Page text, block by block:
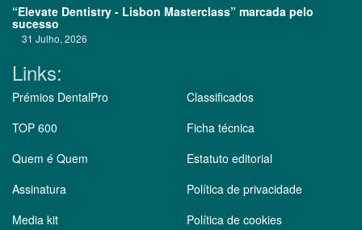
“Elevate Dentistry - Lisbon Masterclass” marcada pelo
sucesso
31 Julho, 2026
Links:
Prémios DentalPro
TOP 600
Quem é Quem
Assinatura
Media kit
Classificados
Ficha técnica
Estatuto editorial
Política de privacidade
Política de cookies